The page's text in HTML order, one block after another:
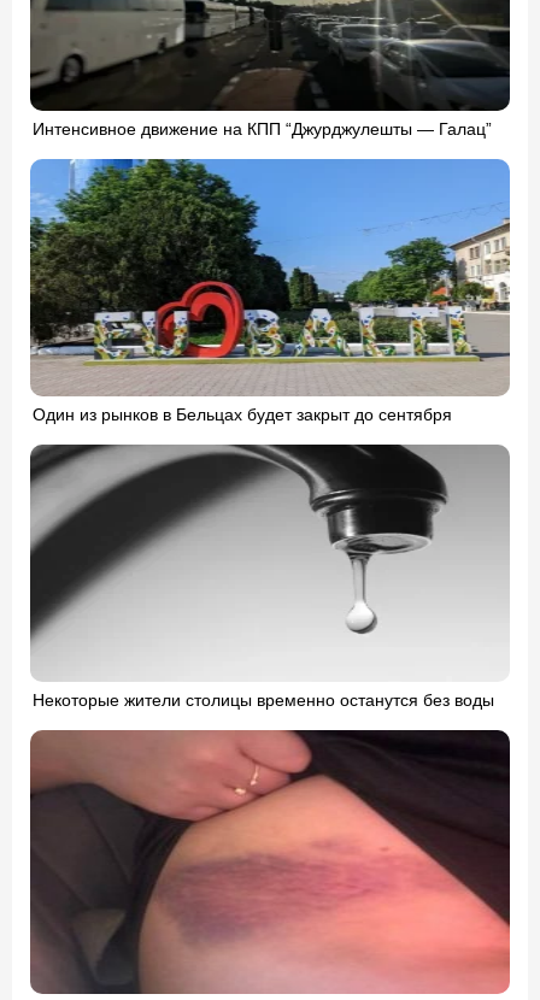
Интенсивное движение на КПП “Джурджулешты — Галац”
Один из рынков в Бельцах будет закрыт до сентября
Некоторые жители столицы временно останутся без воды